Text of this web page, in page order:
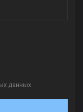
данных